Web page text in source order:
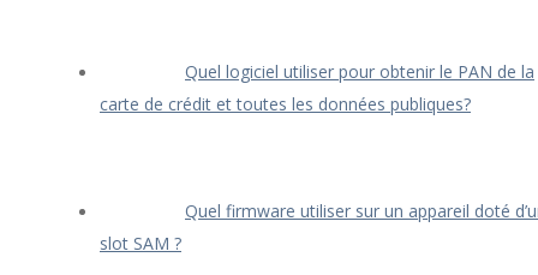
Quel logiciel utiliser pour obtenir le PAN de la
carte de crédit et toutes les données publiques?
Quel firmware utiliser sur un appareil doté
slot SAM ?